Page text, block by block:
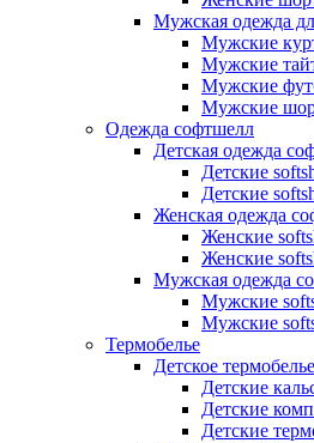
Мужская одежда
Мужские
Мужские
Мужские
Мужские
Одежда софтшелл
Детская одежда
Детские
Детские
Женская одежда
Женские
Женские
Мужская одежда
Мужские
Мужские
Термобелье
Детское термобелье
Детские
Детские
Детские